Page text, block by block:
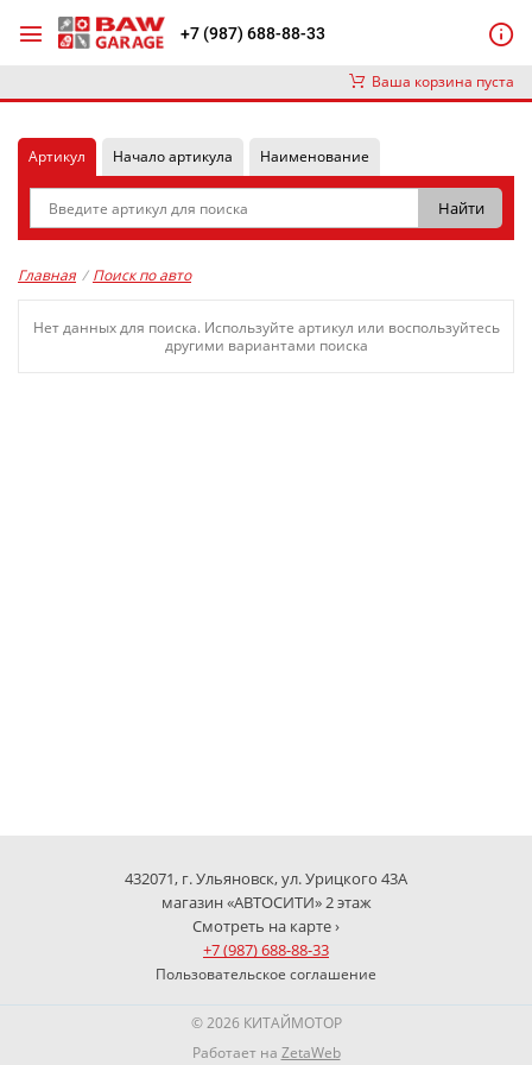
+7 (987) 688-88-33
Ваша корзина пуста
Артикул Начало артикула Наименование
Главная / Поиск по авто
Нет данных для поиска. Используйте артикул или воспользуйтесь
другими вариантами поиска
432071, г. Ульяновск, ул. Урицкого 43А
магазин «АВТОСИТИ» 2 этаж
Смотреть на карте ›
+7 (987) 688-88-33
Пользовательское соглашение
© 2026 КИТАЙМОТОР
Работает на ZetaWeb